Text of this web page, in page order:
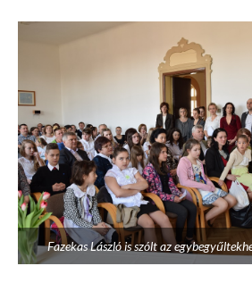
Fazekas László is szólt az